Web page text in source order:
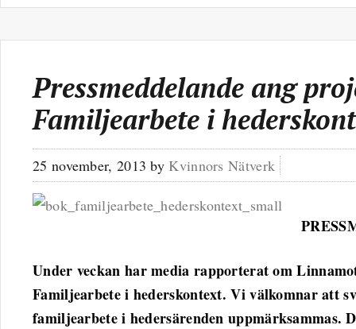
Pressmeddelande ang
Familjearbete i
25 november, 2013 by Kvinnors Nätverk
Under veckan har media rapporterat om
Familjearbete i hederskontext. Vi välkomnar att
familjearbete i hedersärenden uppmärksammas.